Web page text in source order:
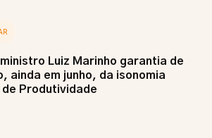
Luiz Marinho garantia de
ainda em junho, da isonomia
Produtividade